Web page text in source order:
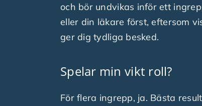
och bör undvikas inför ett
eller din läkare först, eftersom
ger dig tydliga besked.
Spelar min vikt roll?
För flera ingrepp, ja. Bästa